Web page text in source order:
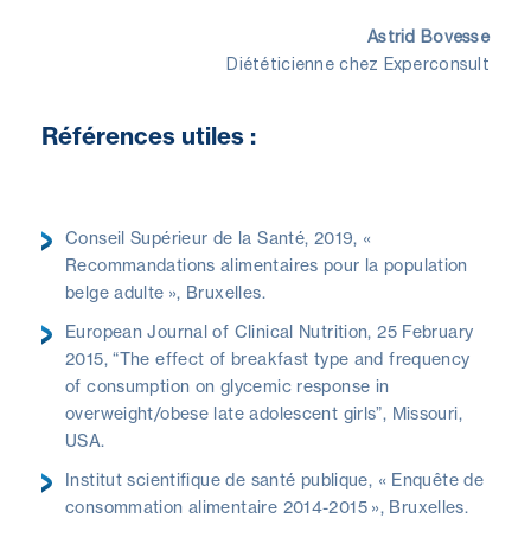
Astrid Bovesse
Diététicienne chez Experconsult
Références utiles :
Conseil Supérieur de la Santé, 2019, «
Recommandations alimentaires pour la population
belge adulte », Bruxelles.
European Journal of Clinical Nutrition, 25 February
2015, “The effect of breakfast type and frequency
of consumption on glycemic response in
overweight/obese late adolescent girls”, Missouri,
USA.
Institut scientifique de santé publique, « Enquête de
consommation alimentaire 2014-2015 », Bruxelles.